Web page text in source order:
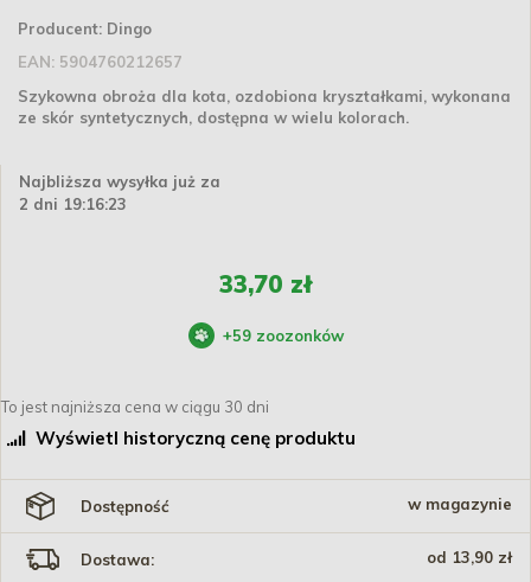
Producent: Dingo
EAN: 5904760212657
Szykowna obroża dla kota, ozdobiona kryształkami, wykonana
ze skór syntetycznych, dostępna w wielu kolorach.
Najbliższa wysyłka już za
2 dni 19:16:23
33,70 zł
+59 zoozonków
To jest najniższa cena w ciągu 30 dni
Wyświetl historyczną cenę produktu
Dostępność w magazynie
Dostawa: od 13,90 zł